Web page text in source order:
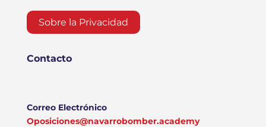
Sobre la Privacidad
Contacto
Correo Electrónico
Oposiciones@navarrobomber.academy